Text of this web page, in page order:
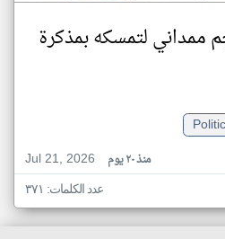
ممداني لتمسكه بمذكرة
Jul 21, 2026
منذ ٢٠ يوم
عدد الكلمات: ٣٧١